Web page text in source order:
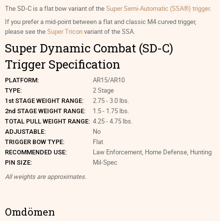
The SD-C is a flat bow variant of theSuper Semi-Automatic (SSA®) trigger.
If you prefer a mid-point between a flat and classic M4 curved trigger,
please see theSuper Triconvariant of the SSA.
Super Dynamic Combat (SD-C)
Trigger Specification
PLATFORM: AR15/AR10
TYPE: 2 Stage
1st STAGE WEIGHT RANGE: 2.75 - 3.0 lbs.
2nd STAGE WEIGHT RANGE: 1.5 - 1.75 lbs.
TOTAL PULL WEIGHT RANGE: 4.25 - 4.75 lbs.
ADJUSTABLE: No
TRIGGER BOW TYPE: Flat
RECOMMENDED USE: Law Enforcement, Home Defense, Hunting
PIN SIZE:
Mil-Spec
All weights are approximates.
Omdömen